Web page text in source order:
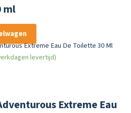
ml
levertijd)
Extreme Eau